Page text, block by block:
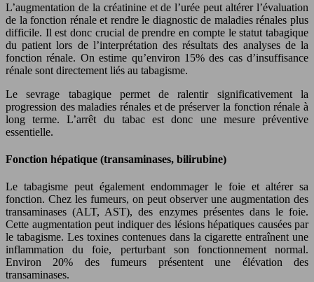
L’augmentation de la créatinine et de l’urée peut altérer l’évaluation
de la fonction rénale et rendre le diagnostic de maladies rénales plus
difficile. Il est donc crucial de prendre en compte le statut tabagique
du patient lors de l’interprétation des résultats des analyses de la
fonction rénale. On estime qu’environ 15% des cas d’insuffisance
rénale sont directement liés au tabagisme.
Le sevrage tabagique permet de ralentir significativement la
progression des maladies rénales et de préserver la fonction rénale à
long terme. L’arrêt du tabac est donc une mesure préventive
essentielle.
Fonction hépatique (transaminases, bilirubine)
Le tabagisme peut également endommager le foie et altérer sa
fonction. Chez les fumeurs, on peut observer une augmentation des
transaminases (ALT, AST), des enzymes présentes dans le foie.
Cette augmentation peut indiquer des lésions hépatiques causées par
le tabagisme. Les toxines contenues dans la cigarette entraînent une
inflammation du foie, perturbant son fonctionnement normal.
Environ 20% des fumeurs présentent une élévation des
transaminases.